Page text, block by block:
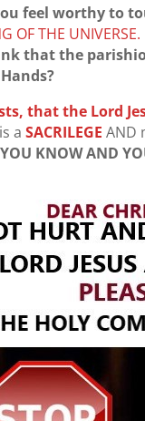
feel worthy to
OF THE UNIVERSE.
that the
that the Lord
aSACRILEGEAND
KNOW AND